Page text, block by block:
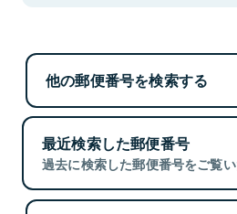
他の郵便番号を検索する
最近検索した郵便番号
過去に検索した郵便番号をご覧い